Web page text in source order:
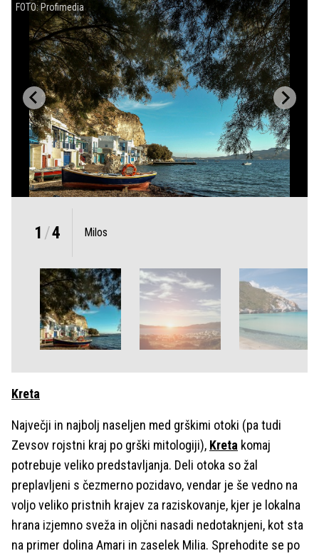
FOTO: Profimedia
1 /4 Milos
Kreta
Največji in najbolj naseljen med grškimi otoki (pa tudi
Zevsov rojstni kraj po grški mitologiji), Kreta komaj
potrebuje veliko predstavljanja. Deli otoka so žal
preplavljeni s čezmerno pozidavo, vendar je še vedno na
voljo veliko pristnih krajev za raziskovanje, kjer je lokalna
hrana izjemno sveža in oljčni nasadi nedotaknjeni, kot sta
na primer dolina Amari in zaselek Milia. Sprehodite se po